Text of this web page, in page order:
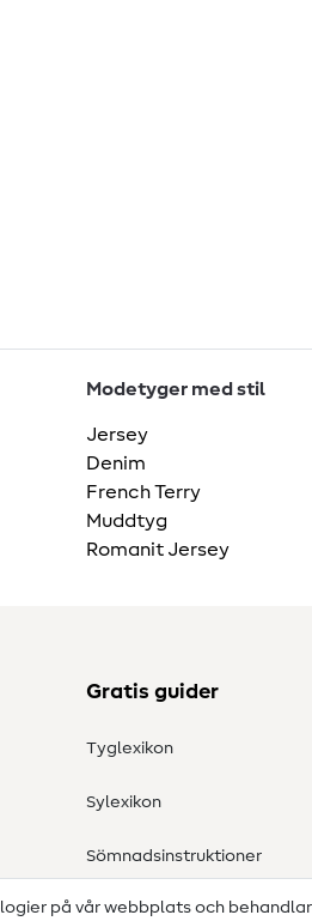
Modetyger med stil
Jersey
Denim
French Terry
Muddtyg
Romanit Jersey
Gratis guider
Tyglexikon
Sylexikon
Sömnadsinstruktioner
på vår webbplats och